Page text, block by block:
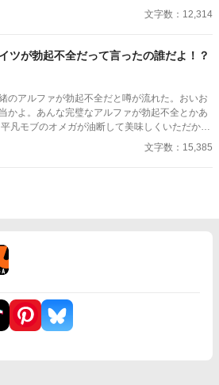
分との婚約から解放して自由にしてあげようと
ハッピーエンドオメガバースBLです。最後にお
文字数：12,314
ツが勃起不全だって言ったの誰だよ！？
のアルファが勃起不全だと噂が流れた。おいお
かよ。あんな完璧なアルファが勃起不全とかあ
凡モブのオメガが油断して美味しくいただかれ
る話。ラブコメ。 ムーンライトノベルズにも掲載しております。
文字数：15,385